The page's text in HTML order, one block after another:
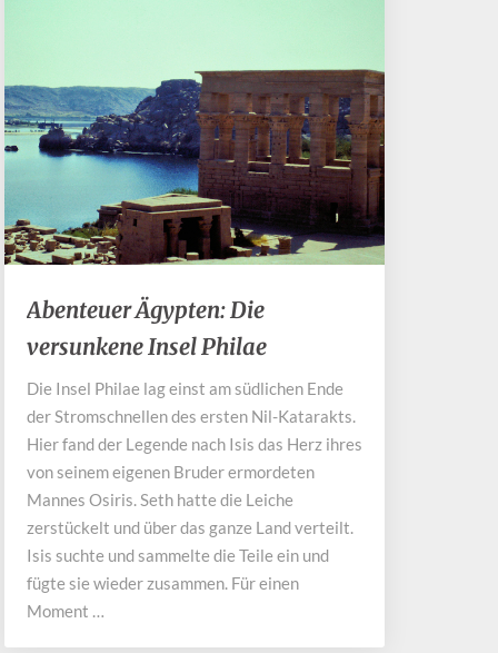
Abenteuer
Ägypten:
Die
Insel
Philae
Abenteuer Ägypten: Die
versunkene Insel Philae
Die Insel Philae lag einst am südlichen Ende
der Stromschnellen des ersten Nil-Katarakts.
Hier fand der Legende nach Isis das Herz ihres
von seinem eigenen Bruder ermordeten
Mannes Osiris. Seth hatte die Leiche
zerstückelt und über das ganze Land verteilt.
Isis suchte und sammelte die Teile ein und
fügte sie wieder zusammen. Für einen
Moment …